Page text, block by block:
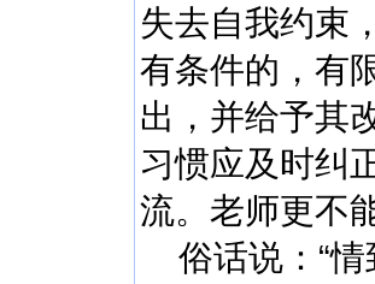
失去自我约束
有条件的，有
出，并给予其
习惯应及时纠
流。老师更不
俗话说：“情